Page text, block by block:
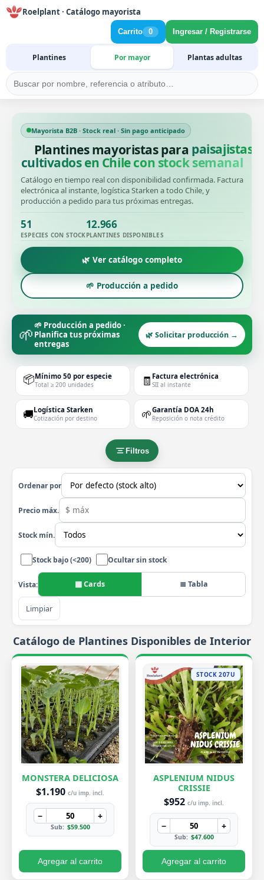
Roelplant · Catálogo mayorista
Plantines Por mayor Plantas adultas
Carrito 0 Ingresar / Registrarse
Mayorista B2B · Stock real · Sin pago anticipado
Plantines mayoristas para productores
cultivados en Chile con stock semanal
Catálogo en tiempo real con disponibilidad confirmada. Factura
electrónica al instante, logística Starken a todo Chile, y
producción a pedido para tus próximas entregas.
51
ESPECIES CON STOCK
12.966
PLANTINES DISPONIBLES
🌿 Ver catálogo completo
🌱 Producción a pedido
🌱🌱 Producción a pedido ·
Planifica tus próximas
entregas
🌿 Solicitar producción →
📦Mínimo 50 por especie
Total ≥ 200 unidades 🧾 Factura electrónica
SII al instante
🚚Logística Starken
Cotización por destino 🌱Garantía DOA 24h
Reposición o nota crédito
Filtros
Ordenar por
Precio máx.
Stock mín.
Stock bajo (<200) Ocultar sin stock
Vista: ▦ Cards ≣ Tabla
Limpiar
Catálogo de Plantines Disponibles de Interior
MONSTERA DELICIOSA
$1.190 c/u imp. incl.
− +
Sub: $59.500
Agregar al carrito
STOCK 207U
ASPLENIUM NIDUS
CRISSIE
$952 c/u imp. incl.
− +
Sub: $47.600
Agregar al carrito